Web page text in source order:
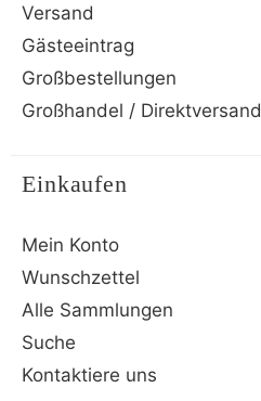
Versand
Gästeeintrag
Großbestellungen
Großhandel / Direktversand
Einkaufen
Mein Konto
Wunschzettel
Alle Sammlungen
Suche
Kontaktiere uns